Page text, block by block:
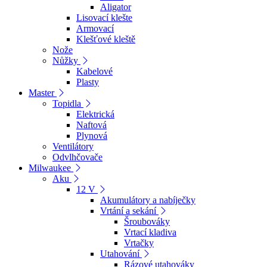
Aligator
Lisovací klešte
Armovací
Klešťové kleště
Nože
Nůžky
Kabelové
Plasty
Master
Topidla
Elektrická
Naftová
Plynová
Ventilátory
Odvlhčovače
Milwaukee
Aku
12 V
Akumulátory a nabíječky
Vrtání a sekání
Šroubováky
Vrtací kladiva
Vrtačky
Utahování
Rázové utahováky